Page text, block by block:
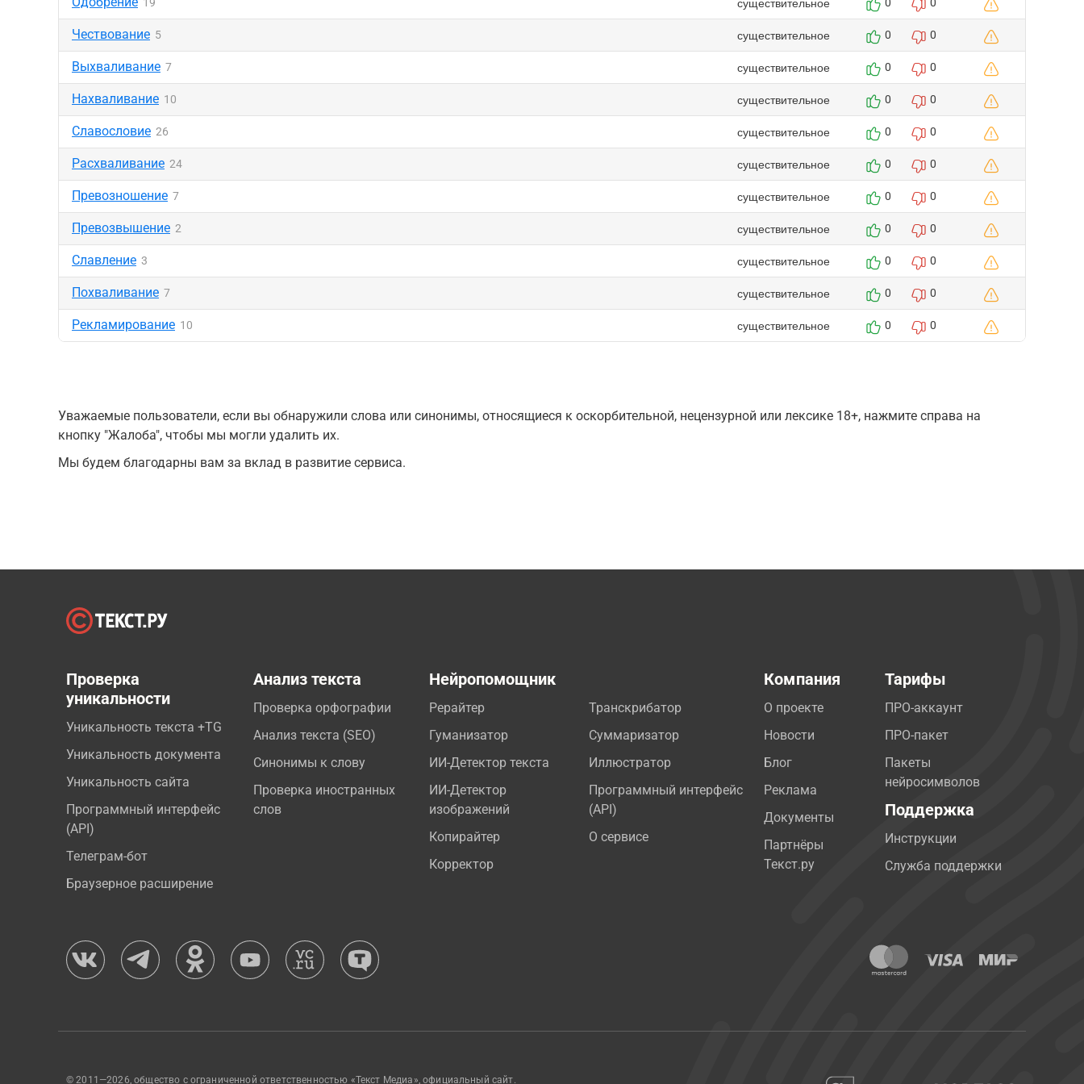
Чествование 5 существительное 0 0
Выхваливание 7 существительное 0 0
Нахваливание 10 существительное 0 0
Славословие 26 существительное 0 0
Расхваливание 24 существительное 0 0
Превозношение 7 существительное 0 0
Превозвышение 2 существительное 0 0
Славление 3 существительное 0 0
Похваливание 7 существительное 0 0
Рекламирование 10 существительное 0 0
Уважаемые пользователи, если вы обнаружили слова или синонимы, относящиеся к оскорбительной, нецензурной или лексике 18+, нажмите справа на
кнопку "Жалоба", чтобы мы могли удалить их.
Мы будем благодарны вам за вклад в развитие сервиса.
Проверка
уникальности
Уникальность текста +TG
Уникальность документа
Уникальность сайта
Программный интерфейс
(API)
Телеграм-бот
Браузерное расширение
Анализ текста
Проверка орфографии
Анализ текста (SEO)
Синонимы к слову
Проверка иностранных
слов
Нейропомощник
Рерайтер
Гуманизатор
ИИ-Детектор текста
ИИ-Детектор
изображений
Копирайтер
Корректор
Транскрибатор
Суммаризатор
Иллюстратор
Программный интерфейс
(API)
О сервисе
Компания
О проекте
Новости
Блог
Реклама
Документы
Партнёры
Текст.ру
Тарифы
ПРО-аккаунт
ПРО-пакет
Пакеты
нейросимволов
Поддержка
Инструкции
Служба поддержки
© 2011—2026, общество с ограниченной ответственностью «Текст Медиа», официальный сайт.